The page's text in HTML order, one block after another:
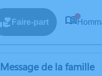
Faire-part
Message de la famille